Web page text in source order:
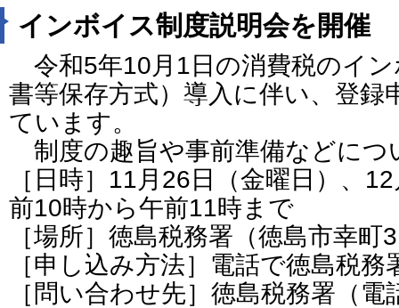
インボイス制度説明会を開催
令和5年10月1日の消費税のイ
書等保存方式）導入に伴い、登録
ています。
制度の趣旨や事前準備などにつ
［日時］11月26日（金曜日）、
前10時から午前11時まで
［場所］徳島税務署（徳島市幸町
［申し込み方法］電話で徳島税務
［問い合わせ先］徳島税務署（